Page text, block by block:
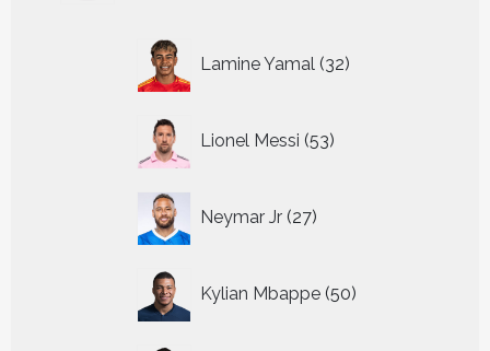
Lamine Yamal 32
producten
Lionel Messi 53
producten
Neymar Jr 27
producten
Kylian Mbappe 50
producten